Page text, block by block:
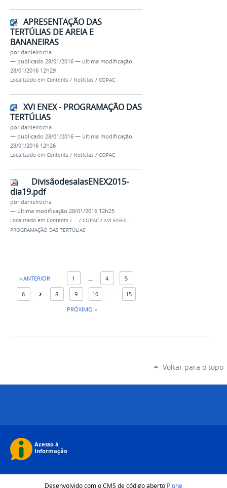
APRESENTAÇÃO DAS
TERTÚLIAS DE AREIA E
BANANEIRAS
pordanielrocha
— publicado 28/01/2016 — última modificação
28/01/2016 12h29
Localizado em Contents / Notícias / COPAC
XVI ENEX - PROGRAMAÇÃO DAS
TERTÚLIAS
pordanielrocha
— publicado 28/01/2016 — última modificação
28/01/2016 12h26
Localizado em Contents / Notícias / COPAC
DivisãodesalasENEX2015-
dia19.pdf
pordanielrocha
— última modificação 28/01/2016 12h25
Localizado em Contents / … / COPAC / XVI ENEX -
PROGRAMAÇÃO DAS TERTÚLIAS
« ANTERIOR 1 ... 4 5
6 7 8 9 10 ...
15
PRÓXIMO »
Voltar para o topo
Desenvolvido com o CMS de código aberto Plone